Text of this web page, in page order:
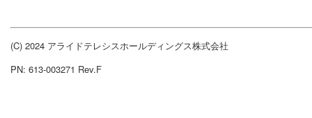
(C) 2024 アライドテレシスホールディングス株式会社
PN: 613-003271 Rev.F